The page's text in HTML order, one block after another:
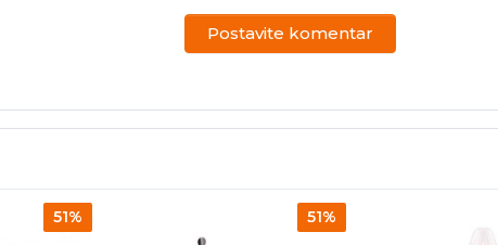
Postavite komentar
51% 51%